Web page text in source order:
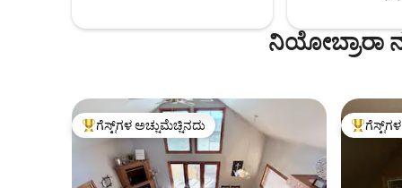
ನಿಯೋಬ್ರಾರಾ
ಗೆಸ್ಟ್‌ಗಳಿಗೆ ಅತಿ ಹೆಚ್ಚು ಅಚ್ಚುಮೆಚ್ಚಿನದು
ಗೆಸ್ಟ್‌ಗಳ ಅಚ್ಚುಮೆಚ್ಚಿನದು ಗೆಸ್ಟ್‌ಗಳಿಗೆ